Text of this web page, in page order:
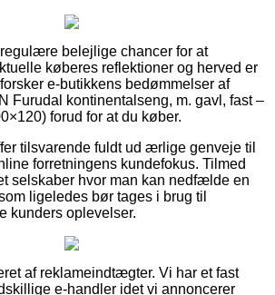
belejlige chancer for at
køberes reflektioner og herved er
e-butikkens bedømmelser af
Furudal kontinentalseng, m. gavl, fast –
forud for at du køber.
tilsvarende fuldt ud ærlige genveje til
forretningens kundefokus. Tilmed
selskaber hvor man kan nedfælde en
ligeledes bør tages i brug til
kunders oplevelser.
af reklameindtægter. Vi har et fast
e-handler idet vi annoncerer